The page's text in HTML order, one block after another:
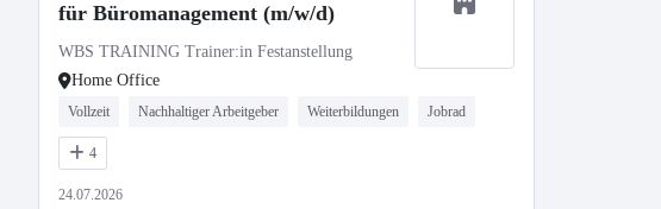
für Büromanagement (m/w/d)
WBS TRAINING Trainer:in Festanstellung
Home Office
Vollzeit Nachhaltiger Arbeitgeber Weiterbildungen Jobrad
4
24.07.2026